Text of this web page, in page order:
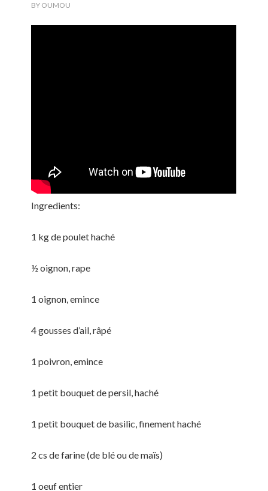
BY OUMOU
Ingredients:
1 kg de poulet haché
½ oignon, rape
1 oignon, emince
4 gousses d’ail, râpé
1 poivron, emince
1 petit bouquet de persil, haché
1 petit bouquet de basilic, finement haché
2 cs de farine (de blé ou de maïs)
1 oeuf entier